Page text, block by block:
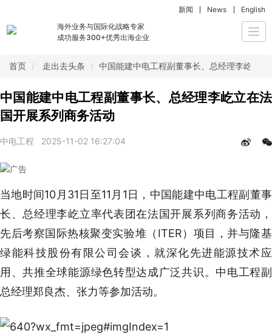
海外业务与国际化战略专家
成功服务300+优秀出海企业
新闻 News English
首页 走出去头条 中国能建中电工程副董事长、总经理李屹立
中国能建中电工程副董事长、总经理李屹立在法
国开展系列商务活动
中电工程 2025-11-02 16:27:04
当地时间10月31日至11月1日，中国能建中电工程副董事
长、总经理李屹立率代表团在法国开展系列商务活动，
先后考察国际热核聚变实验堆（ITER）项目，并与隆基
绿能科技股份有限公司会谈，就深化先进能源技术应
用、共推全球能源绿色转型达成广泛共识。中电工程副
总经理郑良杰、张力等参加活动。